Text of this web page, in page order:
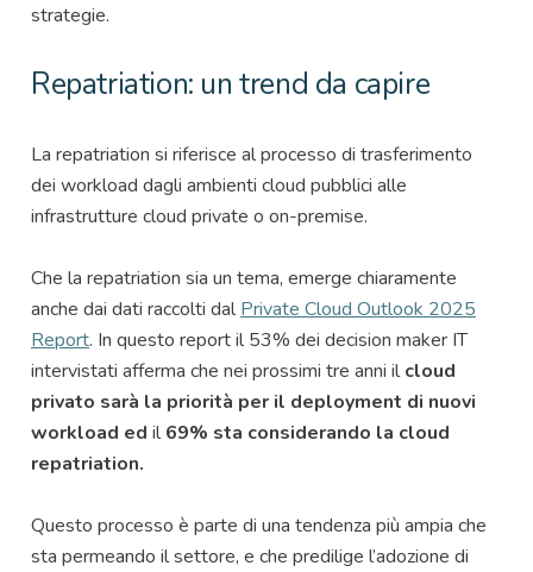
strategie.
Repatriation: un trend da capire
La repatriation si riferisce al processo di trasferimento
dei workload dagli ambienti cloud pubblici alle
infrastrutture cloud private o on-premise.
Che la repatriation sia un tema, emerge chiaramente
anche dai dati raccolti dalPrivate Cloud Outlook 2025
Report. In questo report il 53% dei decision maker IT
intervistati afferma che nei prossimi tre anni ilcloud
privato sarà la priorità per il deployment di nuovi
workload ed il69% sta considerando la cloud
repatriation.
Questo processo è parte di una tendenza più ampia che
sta permeando il settore, e che predilige l’adozione di